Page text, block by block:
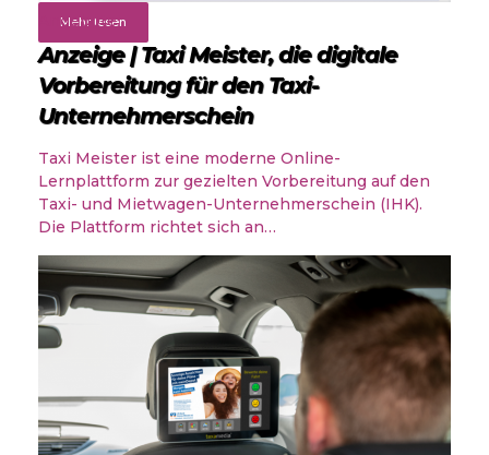
Mehr lesen
Angebote
Anzeige | Taxi Meister, die digitale
Vorbereitung für den Taxi-
Unternehmerschein
Taxi Meister ist eine moderne Online-
Lernplattform zur gezielten Vorbereitung auf den
Taxi- und Mietwagen-Unternehmerschein (IHK).
Die Plattform richtet sich an…